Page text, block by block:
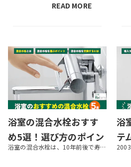
READ MORE
浴室の混合水栓おすす
め5選！選び方のポイン
トや流れも解説
浴室の混合水栓は、10年前後で寿命を迎えます。混合水栓が古くなって汚れが目立ったり水漏れが起こったりしたら、交換を検討しましょう。本記事では、混合水栓のおすすめ商品や、選び方でのポイント、交換の流れなどを紹介します。ぜひ...
浴
テ
デ